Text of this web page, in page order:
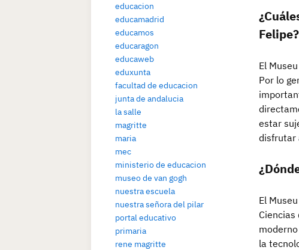
educacion
educamadrid
educamos
educaragon
educaweb
eduxunta
facultad de educacion
junta de andalucia
la salle
magritte
maria
mec
ministerio de educacion
museo de van gogh
nuestra escuela
nuestra señora del pilar
portal educativo
primaria
rene magritte
Felipe?
El
Por lo
estar
disfrutar
El
la